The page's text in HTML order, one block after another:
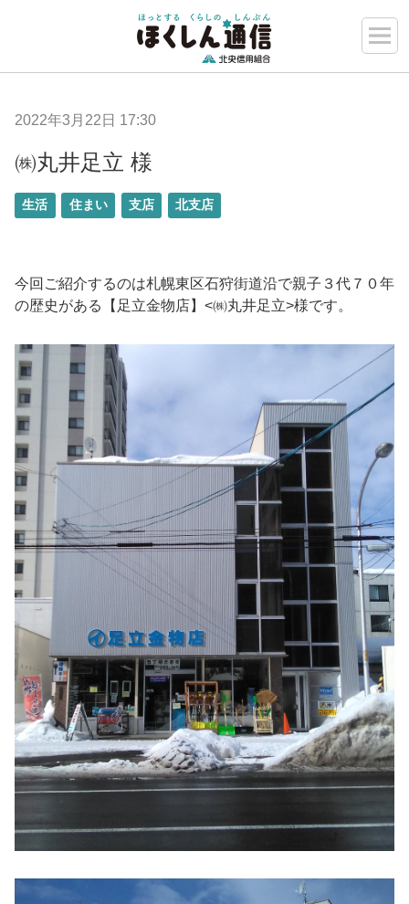
2022年3月22日 17:30
㈱丸井足立 様
生活 住まい 支店 北支店
今回ご紹介するのは札幌東区石狩街道沿で親子３代７０年
の歴史がある【足立金物店】<㈱丸井足立>様です。